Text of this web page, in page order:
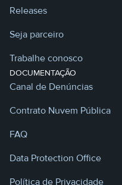
Releases
Seja parceiro
Trabalhe conosco
DOCUMENTAÇÃO
Canal de Denúncias
Contrato Nuvem Pública
FAQ
Data Protection Office
Política de Privacidade